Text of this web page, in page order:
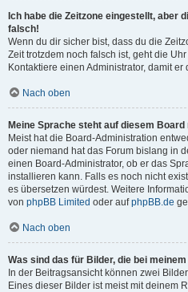
Ich habe die Zeitzone eingestellt, aber
falsch!
Wenn du dir sicher bist, dass du die
Zeit trotzdem noch falsch ist, geht die
Kontaktiere einen Administrator, damit
Nach oben
Meine Sprache steht auf diesem
Meist hat die Board-Administration
oder niemand hat das Forum bislang in
einen Board-Administrator, ob er das
installieren kann. Falls es noch nicht
es übersetzen würdest. Weitere
von phpBB Limited oder aufphpBB.de
Nach oben
Was sind das für Bilder, die bei
In der Beitragsansicht können zwei
Eines dieser Bilder ist meist mit deinem